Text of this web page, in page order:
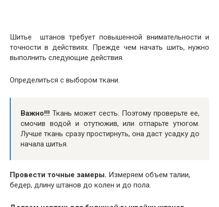
Шитье штанов требует повышенной внимательности и
точности в действиях. Прежде чем начать шить, нужно
выполнить следующие действия.
Определиться с выбором ткани.
Важно!!! Ткань может сесть. Поэтому проверьте ее,
смочив водой и отутюжив, или отпарьте утюгом.
Лучше ткань сразу простирнуть, она даст усадку до
начала шитья.
Провести точные замеры. Измеряем объем талии,
бедер, длину штанов до колен и до пола.